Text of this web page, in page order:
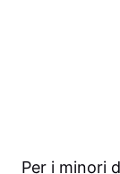
Per i minori